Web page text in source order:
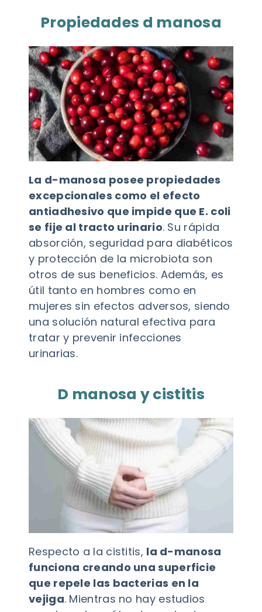
Propiedades d manosa
La d-manosa posee propiedades
excepcionales como el efecto
antiadhesivo que impide que E. coli
se fije al tracto urinario. Su rápida
absorción, seguridad para diabéticos
y protección de la microbiota son
otros de sus beneficios. Además, es
útil tanto en hombres como en
mujeres sin efectos adversos, siendo
una solución natural efectiva para
tratar y prevenir infecciones
urinarias.
D manosa y cistitis
Respecto a la cistitis, la d-manosa
funciona creando una superficie
que repele las bacterias en la
vejiga. Mientras no hay estudios